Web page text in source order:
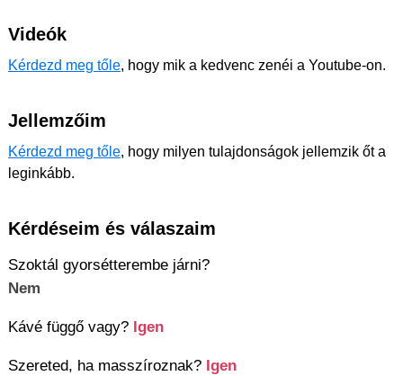
Videók
Kérdezd meg tőle, hogy mik a kedvenc zenéi a Youtube-on.
Jellemzőim
Kérdezd meg tőle, hogy milyen tulajdonságok jellemzik őt a
leginkább.
Kérdéseim és válaszaim
Szoktál gyorsétterembe járni?
Nem
Kávé függő vagy? Igen
Szereted, ha masszíroznak? Igen